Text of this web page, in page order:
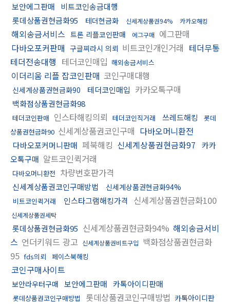
보안에그판매
비트코인송금대행
롯데상품권현금화95
테더현금화 신세계상품권94% 카카오해킹
해외송금서비스 트론 리플코인판매 에그구매 에그판매
다바오포커판매 구글찌라시 의뢰 비트코인개인거래 테더무통
테더전송대행 테더코인매입 해외송금서비스
이더리움 리플 잡코인판매 코인구매대행
신세계상품권현금화90 테더코인매입 카카오톡구매
백화점상품권현금화98
테더코인판매 인스타해킹의뢰 테더코인직거래 쓰레드해킹
롯데
상품권현금화90 신세계상품권코인구매 다바오머니환전
다바오포커머니판매 페북해킹 신세계상품권현금화97
카카
오톡구매 알트코인퀵거래
다바오머니환전 차량번호판가격
신세계상품권코인구매방법 신세계상품권현금화94%
비트코인퀵거래 인스타그램해킹가격 신세계상품권현금화100
신세계상품권세탁
롯데상품권현금화95 신세계상품권현금화94% 해외송금서비
스 언더키워드 광고 신세계상품권비트구입
백화점상품권현금화
95 fds의뢰 페이스북해킹
코인구매사이트
보안라우터구매 보안에그판매 카톡아이디판매
롯데상품권코인구매방법 롯데상품권코인구매방법 카톡아이디판